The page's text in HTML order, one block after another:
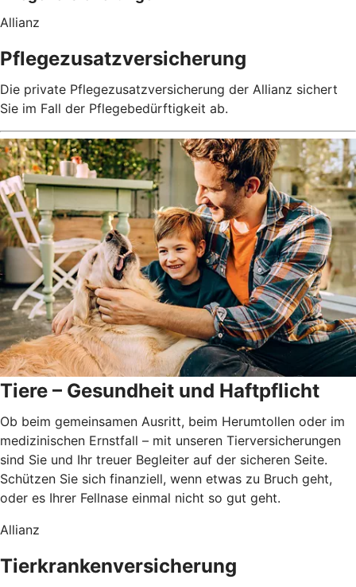
Allianz
Pflegezusatzversicherung
Die private Pflegezusatzversicherung der Allianz sichert
Sie im Fall der Pflegebedürftigkeit ab.
Tiere – Gesundheit und Haftpflicht
Ob beim gemeinsamen Ausritt, beim Herumtollen oder im
medizinischen Ernstfall – mit unseren Tierversicherungen
sind Sie und Ihr treuer Begleiter auf der sicheren Seite.
Schützen Sie sich finanziell, wenn etwas zu Bruch geht,
oder es Ihrer Fellnase einmal nicht so gut geht.
Allianz
Tierkrankenversicherung